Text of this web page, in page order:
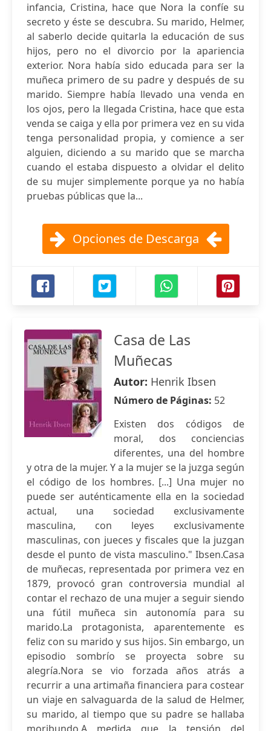
infancia, Cristina, hace que Nora la confíe su
secreto y éste se descubra. Su marido, Helmer,
al saberlo decide quitarla la educación de sus
hijos, pero no el divorcio por la apariencia
exterior. Nora había sido educada para ser la
muñeca primero de su padre y después de su
marido. Siempre había llevado una venda en
los ojos, pero la llegada Cristina, hace que esta
venda se caiga y ella por primera vez en su vida
tenga personalidad propia, y comience a ser
alguien, diciendo a su marido que se marcha
cuando el estaba dispuesto a olvidar el delito
de su mujer simplemente porque ya no había
pruebas públicas que la...
Opciones de Descarga
Casa de Las
Muñecas
Autor: Henrik Ibsen
Número de Páginas: 52
Existen dos códigos de
moral, dos conciencias
diferentes, una del hombre
y otra de la mujer. Y a la mujer se la juzga según
el código de los hombres. [...] Una mujer no
puede ser auténticamente ella en la sociedad
actual, una sociedad exclusivamente
masculina, con leyes exclusivamente
masculinas, con jueces y fiscales que la juzgan
desde el punto de vista masculino." Ibsen.Casa
de muñecas, representada por primera vez en
1879, provocó gran controversia mundial al
contar el rechazo de una mujer a seguir siendo
una fútil muñeca sin autonomía para su
marido.La protagonista, aparentemente es
feliz con su marido y sus hijos. Sin embargo, un
episodio sombrío se proyecta sobre su
alegría.Nora se vio forzada años atrás a
recurrir a una artimaña financiera para costear
un viaje en salvaguarda de la salud de Helmer,
su marido, al tiempo que su padre se hallaba